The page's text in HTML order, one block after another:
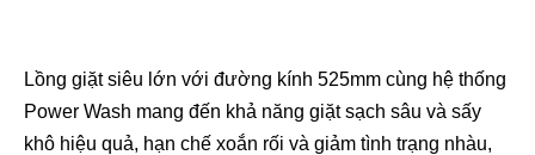
Lồng giặt siêu lớn với đường kính 525mm cùng hệ thống
Power Wash mang đến khả năng giặt sạch sâu và sấy
khô hiệu quả, hạn chế xoắn rối và giảm tình trạng nhàu,